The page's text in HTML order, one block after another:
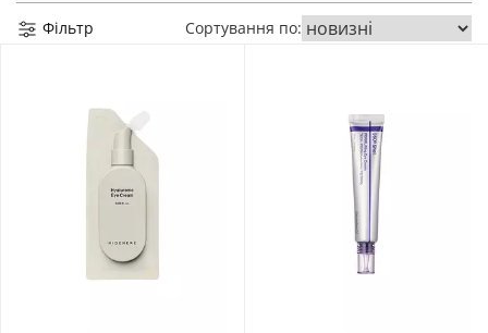
Фільтр Сортування по: